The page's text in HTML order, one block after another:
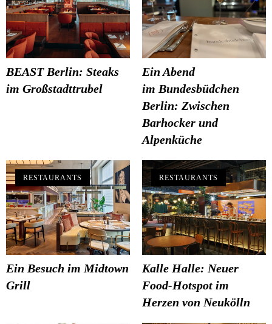
BEAST Berlin: Steaks
im Großstadttrubel
Ein Abend
im Bundesbüdchen
Berlin: Zwischen
Barhocker und
Alpenküche
RESTAURANTS
Ein Besuch im Midtown
Grill
RESTAURANTS
Kalle Halle: Neuer
Food-Hotspot im
Herzen von Neukölln